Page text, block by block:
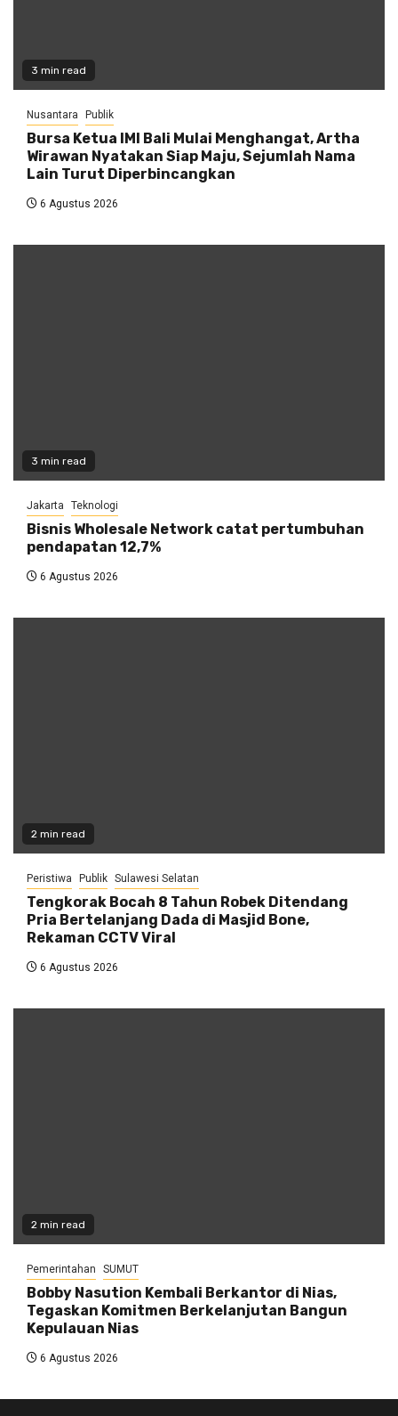
3 min read
Nusantara Publik
Bursa Ketua IMI Bali Mulai Menghangat, Artha
Wirawan Nyatakan Siap Maju, Sejumlah Nama
Lain Turut Diperbincangkan
6 Agustus 2026
3 min read
Jakarta Teknologi
Bisnis Wholesale Network catat pertumbuhan
pendapatan 12,7%
6 Agustus 2026
2 min read
Peristiwa Publik Sulawesi Selatan
Tengkorak Bocah 8 Tahun Robek Ditendang
Pria Bertelanjang Dada di Masjid Bone,
Rekaman CCTV Viral
6 Agustus 2026
2 min read
Pemerintahan SUMUT
Bobby Nasution Kembali Berkantor di Nias,
Tegaskan Komitmen Berkelanjutan Bangun
Kepulauan Nias
6 Agustus 2026